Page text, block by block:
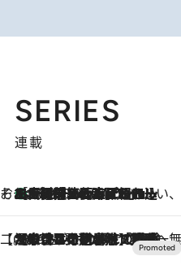
SERIES
連載
そおだよおこの関西おいしい、おやつ紀行
2026.8.9
［大阪府箕面市］一皿一皿目の前で仕上げられる、料理を巧みに組み込んだアシェットデセールコース「ミチル アシェット デセール（Michiru assiette dessert）」
【CREA×星野リゾート】唯一無二。癒しと発見が待つ場所へ
2026.8.7
【トンボの足水浴】ヒノキの香りに包まれて涼感マックス！約13℃の湧水かけ流しを避暑地「星野温泉 トンボの湯」で体験